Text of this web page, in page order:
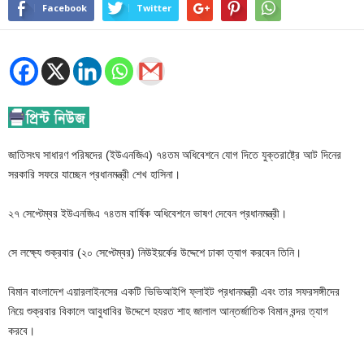
Facebook Twitter
জাতিসংঘ সাধারণ পরিষদের (ইউএনজিএ) ৭৪তম অধিবেশনে যোগ দিতে যুক্তরাষ্ট্রে আট দিনের
সরকারি সফরে যাচ্ছেন প্রধানমন্ত্রী শেখ হাসিনা।
২৭ সেপ্টেম্বর ইউএনজিএ ৭৪তম বার্ষিক অধিবেশনে ভাষণ দেবেন প্রধানমন্ত্রী।
সে লক্ষ্যে শুক্রবার (২০ সেপ্টেম্বর) নিউইয়র্কের উদ্দেশে ঢাকা ত্যাগ করবেন তিনি।
বিমান বাংলাদেশ এয়ারলাইনসের একটি ভিভিআইপি ফ্লাইট প্রধানমন্ত্রী এবং তার সফরসঙ্গীদের
নিয়ে শুক্রবার বিকালে আবুধাবির উদ্দেশে হযরত শাহ জালাল আন্তর্জাতিক বিমান বন্দর ত্যাগ
করবে।